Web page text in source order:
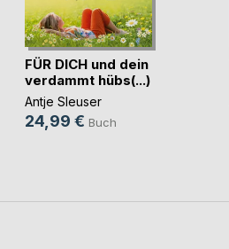
FÜR DICH und dein
verdammt hübs(...)
Antje Sleuser
24,99 € Buch